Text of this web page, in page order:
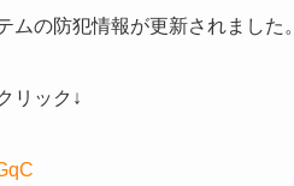
ムの防犯情報が更新されました
リック↓